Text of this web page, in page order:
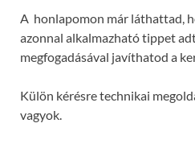
A honlapomon már láthattad,
azonnal alkalmazható tippet
megfogadásával javíthatod a
Külön kérésre technikai
vagyok.